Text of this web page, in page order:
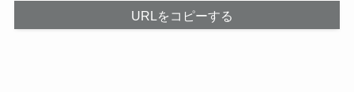
URLをコピーする